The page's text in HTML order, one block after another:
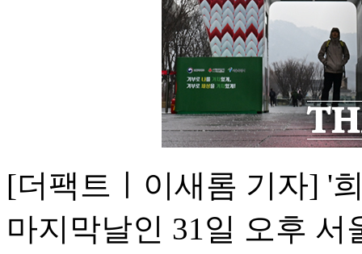
[더팩트ㅣ이새롬 기자] '
마지막날인 31일 오후